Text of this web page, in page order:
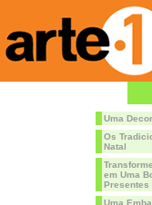
Uma
Os
Natal
em Uma
Presentes
Uma